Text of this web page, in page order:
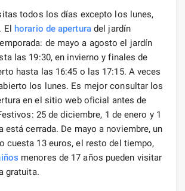
todos los días excepto los lunes,
El horario de aperturadel jardín
de mayo a agosto el jardín
las 19:30, en invierno y finales de
hasta las 16:45 o las 17:15. A veces
los lunes. Es mejor consultar los
en el sitio web oficial antes de
25 de diciembre, 1 de enero y 1
está cerrada. De mayo a noviembre, un
cuesta 13 euros, el resto del tiempo,
menores de 17 años pueden visitar
gratuita.